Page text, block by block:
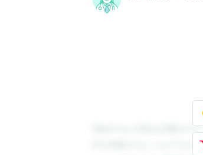
登録すると回答を閲覧す
答を閲覧することができ